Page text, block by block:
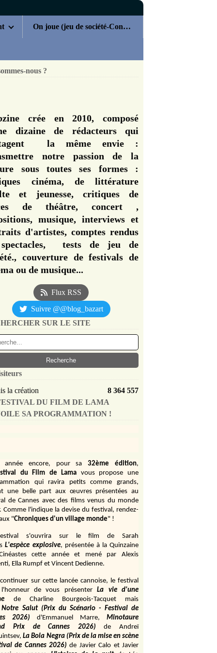
On joue (jeu de société-Concours)
nous ?
crée en 2010, composé
dizaine de rédacteurs qui
la même envie :
notre passion de la
sous toutes ses formes :
cinéma, de littérature
et jeunesse, critiques de
de théâtre, concert ,
musique, interviews et
d'artistes, comptes rendus
tests de jeu de
couverture de festivals de
ou de musique...
Flux RSS
Suivre @@blog_bazart
SUR LE SITE
la création
8 364 557
DU FILM DE LAMA
SA PROGRAMMATION !
année encore, pour sa 32ème édition,
du Film de Lama vous propose une
qui ravira petits comme grands,
une belle part aux œuvres présentées au
de Cannes avec des films venus du monde
Comme l'indique la devise du festival, rendez-
"Chroniques d'un village monde" !
s'ouvrira sur le film de Sarah
L'espèce explosive, présentée à la Quinzaine
cette année et mené par Alexis
Ella Rumpf et Vincent Dedienne.
sur cette lancée cannoise, le festival
de vous présenter
La vie d'une
de Charline Bourgeois-Tacquet
mais
Notre Salut (Prix du Scénario - Festival de
2026)
d'Emmanuel Marre,
Minotaure
Prix de Cannes 2026)
de Andreï
La Bola Negra (Prix de la mise en scène
de Cannes 2026) de Javier Calo et Javier